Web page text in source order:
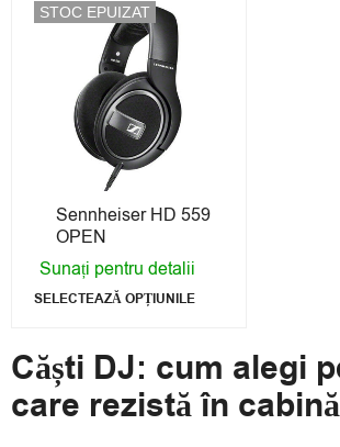
STOC EPUIZAT
Sennheiser HD 559
OPEN
Sunați pentru detalii
SELECTEAZĂ OPȚIUNILE
Căști DJ: cum alegi
care rezistă în cabină